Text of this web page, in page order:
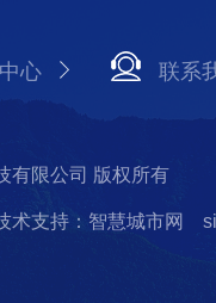
心 联系
有限公司 版权所有
术支持：智慧城市网